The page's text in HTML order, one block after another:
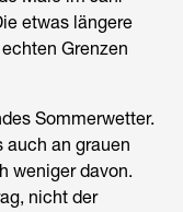
etwas längere
Grenzen
Sommerwetter.
auch an grauen
weniger davon.
nicht der